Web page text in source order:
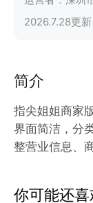
2026.7.28更新
简介
指尖姐姐商家
界面简洁，分
整营业信息、
你可能还喜